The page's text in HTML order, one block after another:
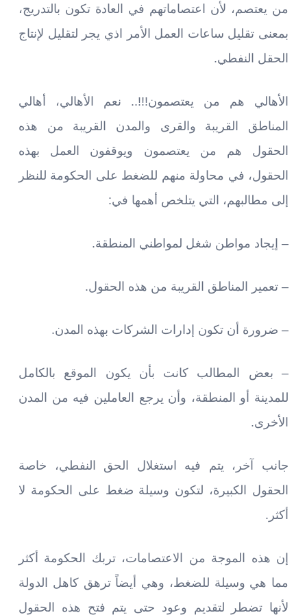
من يعتصم، لأن اعتصاماتهم في العادة تكون بالتدريج،
بمعنى تقليل ساعات العمل الأمر اذي يجر لتقليل لإنتاج
الحقل النفطي.
الأهالي هم من يعتصمون!!!.. نعم الأهالي، أهالي
المناطق القريبة والقرى والمدن القريبة من هذه
الحقول هم من يعتصمون ويوقفون العمل بهذه
الحقول، في محاولة منهم للضغط على الحكومة للنظر
إلى مطالبهم، التي يتلخص أهمها في:
– إيجاد مواطن شغل لمواطني المنطقة.
– تعمير المناطق القريبة من هذه الحقول.
– ضرورة أن تكون إدارات الشركات بهذه المدن.
– بعض المطالب كانت بأن يكون الموقع بالكامل
للمدينة أو المنطقة، وأن يرجع العاملين فيه من المدن
الأخرى.
جانب آخر، يتم فيه استغلال الحق النفطي، خاصة
الحقول الكبيرة، لتكون وسيلة ضغط على الحكومة لا
أكثر.
إن هذه الموجة من الاعتصامات، تربك الحكومة أكثر
مما هي وسيلة للضغط، وهي أيضاً ترهق كاهل الدولة
لأنها تضطر لتقديم وعود حتى يتم فتح هذه الحقول